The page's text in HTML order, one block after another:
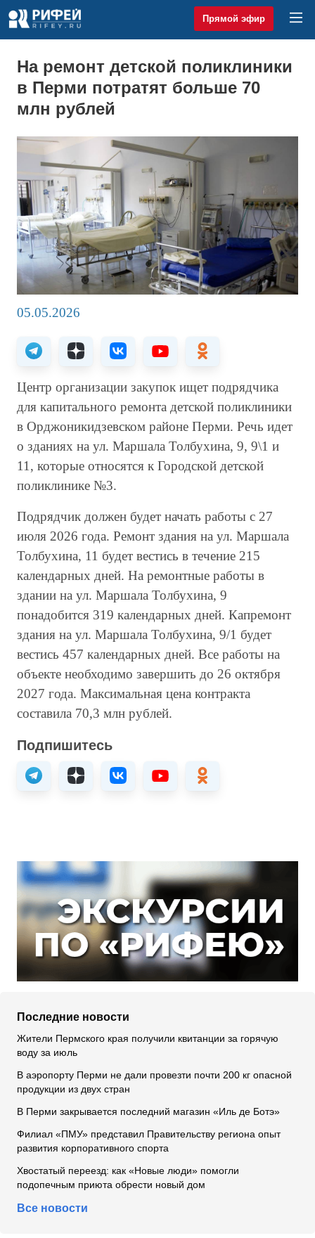
Прямой эфир
На ремонт детской поликлиники
в Перми потратят больше 70
млн рублей
05.05.2026
Центр организации закупок ищет подрядчика
для капитального ремонта детской поликлиники
в Орджоникидзевском районе Перми. Речь идет
о зданиях на ул. Маршала Толбухина, 9, 9\1 и
11, которые относятся к Городской детской
поликлинике №3.
Подрядчик должен будет начать работы с 27
июля 2026 года. Ремонт здания на ул. Маршала
Толбухина, 11 будет вестись в течение 215
календарных дней. На ремонтные работы в
здании на ул. Маршала Толбухина, 9
понадобится 319 календарных дней. Капремонт
здания на ул. Маршала Толбухина, 9/1 будет
вестись 457 календарных дней. Все работы на
объекте необходимо завершить до 26 октября
2027 года. Максимальная цена контракта
составила 70,3 млн рублей.
Подпишитесь
Последние новости
Жители Пермского края получили квитанции за горячую
воду за июль
В аэропорту Перми не дали провезти почти 200 кг опасной
продукции из двух стран
В Перми закрывается последний магазин «Иль де Ботэ»
Филиал «ПМУ» представил Правительству региона опыт
развития корпоративного спорта
Хвостатый переезд: как «Новые люди» помогли
подопечным приюта обрести новый дом
Все новости